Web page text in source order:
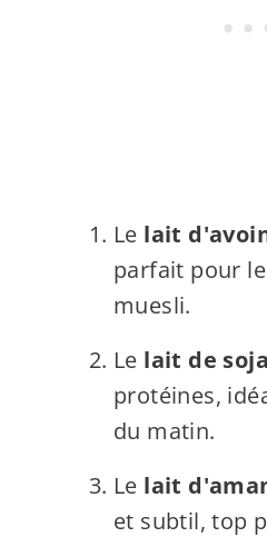
Le lait
parfait pour
muesli.
Le lait de soja
protéines,
du matin.
Le lait
et subtil, top